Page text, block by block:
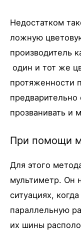
Недостатком
ложную
производитель
один и тот же
протяженности
предварительно
прозванивать и
При помощи
Для этого
мультиметр. Он
ситуациях,
параллельную
их шины